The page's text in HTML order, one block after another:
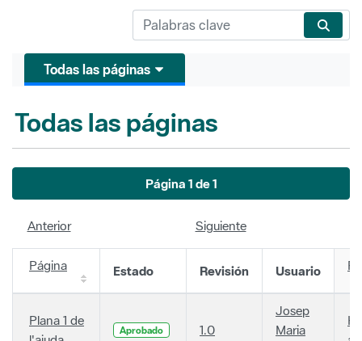
Todas las páginas
Todas las páginas
Página 1 de 1
Anterior Siguiente
Página Estado Revisión Usuario
Plana 1 de
Aprobado 1.0
Josep
Maria